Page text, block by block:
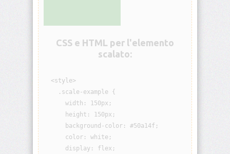
function
aspect-
ratio
backdrop-
filter
backface-
visibility
background
background-
CSS e HTML per l'elemento
scalato:
  <style>
    .scale-example {
      width: 150px;
      height: 150px;
      background-color: #50a14f;
      color: white;
      display: flex;